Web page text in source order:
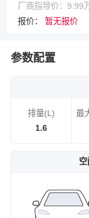
厂商指导价：9.99
报价： 暂无报价
参数配置
排量(L)
1.6
最